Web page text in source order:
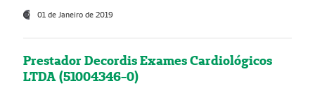
01 de Janeiro de 2019
Prestador Decordis Exames Cardiológicos
LTDA (51004346-0)